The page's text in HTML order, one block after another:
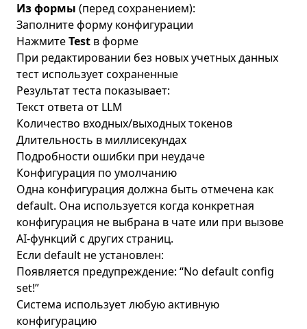
Из формы (перед сохранением):
Заполните форму конфигурации
НажмитеTest в форме
При редактировании без новых учетных данных
тест использует сохраненные
Результат теста показывает:
Текст ответа от LLM
Количество входных/выходных токенов
Длительность в миллисекундах
Подробности ошибки при неудаче
Конфигурация по умолчанию
Одна конфигурация должна быть отмечена как
default. Она используется когда конкретная
конфигурация не выбрана в чате или при вызове
AI-функций с других страниц.
Если default не установлен:
Появляется предупреждение: “No default config
set!”
Система использует любую активную
конфигурацию